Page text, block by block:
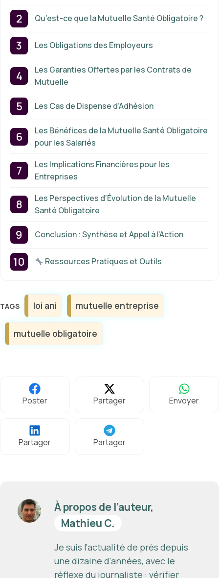
Qu’est-ce que la Mutuelle Santé Obligatoire ?
Les Obligations des Employeurs
Les Garanties Offertes par les Contrats de
Mutuelle
Les Cas de Dispense d’Adhésion
Les Bénéfices de la Mutuelle Santé Obligatoire
pour les Salariés
Les Implications Financières pour les
Entreprises
Les Perspectives d’Évolution de la Mutuelle
Santé Obligatoire
Conclusion : Synthèse et Appel à l’Action
Ressources Pratiques et Outils
Étiquettes
loi ani mutuelle entreprise
mutuelle obligatoire
Poster Partager Envoyer
Partager Partager
À propos de l’auteur,
Mathieu C.
Je suis l'actualité de près depuis
une dizaine d'années, avec le
réflexe du journaliste : vérifier